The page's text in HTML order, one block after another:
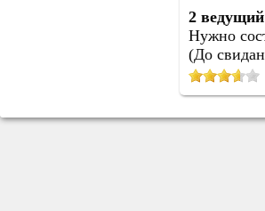
2
Нужно
(До